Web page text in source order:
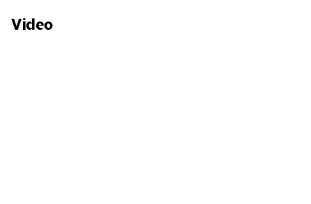
Video